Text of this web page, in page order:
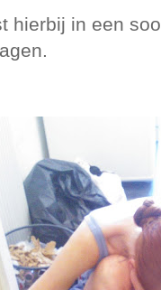
hierbij in een